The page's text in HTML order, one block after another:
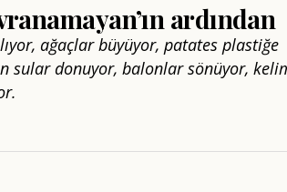
ardından
ağaçlar büyüyor, patates plastiğe
sular donuyor, balonlar sönüyor,